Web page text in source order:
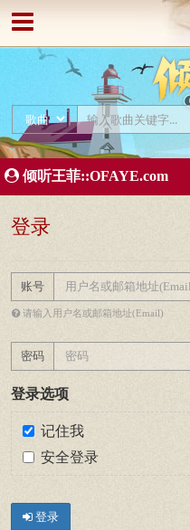
倾听王菲::OFAYE.com
登录
账号
请输入用户名或邮箱地址(Email)
密码
登录选项
记住我
安全登录
登录